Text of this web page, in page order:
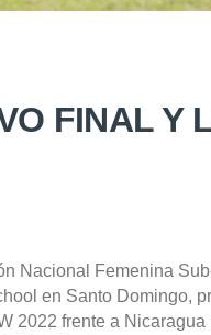
FINAL Y
Nacional Femenina
en Santo Domingo,
2022 frente a Nicaragua